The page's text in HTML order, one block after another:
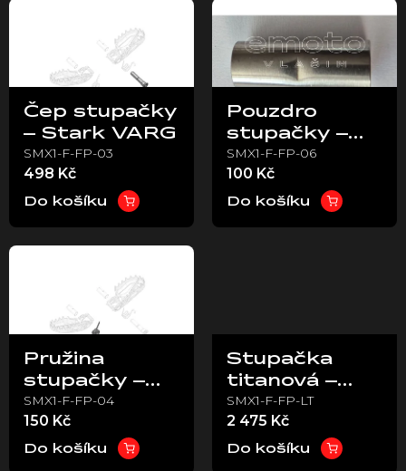
Čep stupačky
– Stark VARG
SMX1-F-FP-03
498 Kč
Do košíku
Pouzdro
stupačky –
Stark VARG
SMX1-F-FP-06
100 Kč
Do košíku
Pružina
stupačky –
levá – Stark
VARG
SMX1-F-FP-04
150 Kč
Do košíku
Stupačka
titanová –
levá – Stark
VARG
SMX1-F-FP-LT
2 475 Kč
Do košíku